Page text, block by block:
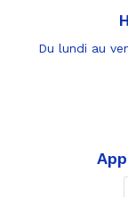
Du lundi au